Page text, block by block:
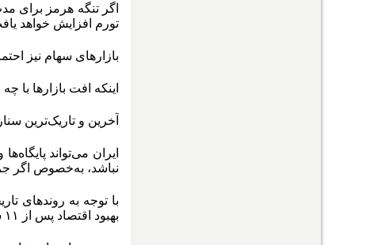
اگر تنگه هرمز برای
تورم افزایش خواهد
بازارهای سهام نیز
اینکه افت بازارها
آخرین و تاریک‌‌‌ترین
ایران می‌‌‌تواند
نباشد، به‌خصوص اگر
بهبود اقتصاد پس از ۱۱ سپتامبر بود.